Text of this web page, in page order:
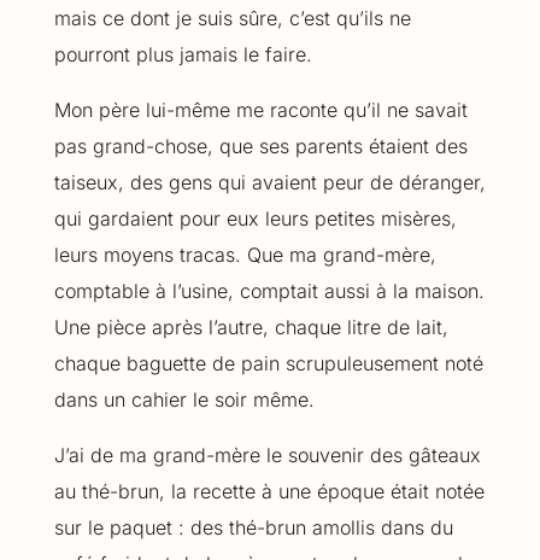
mais ce dont je suis sûre, c’est qu’ils ne
pourront plus jamais le faire.
Mon père lui-même me raconte qu’il ne savait
pas grand-chose, que ses parents étaient des
taiseux, des gens qui avaient peur de déranger,
qui gardaient pour eux leurs petites misères,
leurs moyens tracas. Que ma grand-mère,
comptable à l’usine, comptait aussi à la maison.
Une pièce après l’autre, chaque litre de lait,
chaque baguette de pain scrupuleusement noté
dans un cahier le soir même.
J’ai de ma grand-mère le souvenir des gâteaux
au thé-brun, la recette à une époque était notée
sur le paquet : des thé-brun amollis dans du